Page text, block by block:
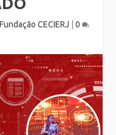
Fundação CECIERJ 0